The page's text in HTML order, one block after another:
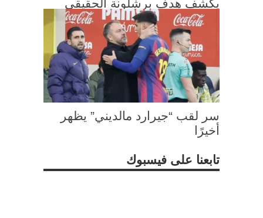
يكشف هدف برشلونة الحقيقي
سر لقب “جيرارد مالديني” يظهر
أخيرًا
تابعنا على فيسبوك